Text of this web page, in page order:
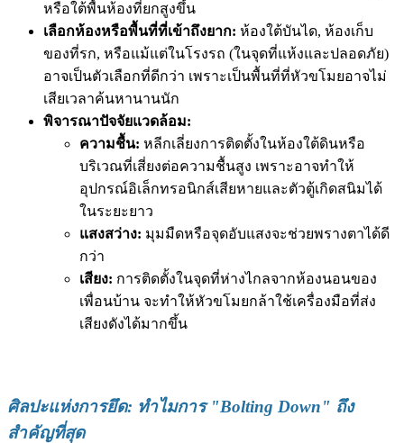
หรือใต้พื้นห้องที่ยกสูงขึ้น
เลือกห้องหรือพื้นที่ที่เข้าถึงยาก: ห้องใต้บันได, ห้องเก็บ
ของที่รก, หรือแม้แต่ในโรงรถ (ในจุดที่แห้งและปลอดภัย)
อาจเป็นตัวเลือกที่ดีกว่า เพราะเป็นพื้นที่ที่หัวขโมยอาจไม่
เสียเวลาค้นหานานนัก
พิจารณาปัจจัยแวดล้อม:
ความชื้น: หลีกเลี่ยงการติดตั้งในห้องใต้ดินหรือ
บริเวณที่เสี่ยงต่อความชื้นสูง เพราะอาจทำให้
อุปกรณ์อิเล็กทรอนิกส์เสียหายและตัวตู้เกิดสนิมได้
ในระยะยาว
แสงสว่าง: มุมมืดหรือจุดอับแสงจะช่วยพรางตาได้ดี
กว่า
เสียง: การติดตั้งในจุดที่ห่างไกลจากห้องนอนของ
เพื่อนบ้าน จะทำให้หัวขโมยกล้าใช้เครื่องมือที่ส่ง
เสียงดังได้มากขึ้น
ศิลปะแห่งการยึด: ทำไมการ "Bolting Down" ถึง
สำคัญที่สุด